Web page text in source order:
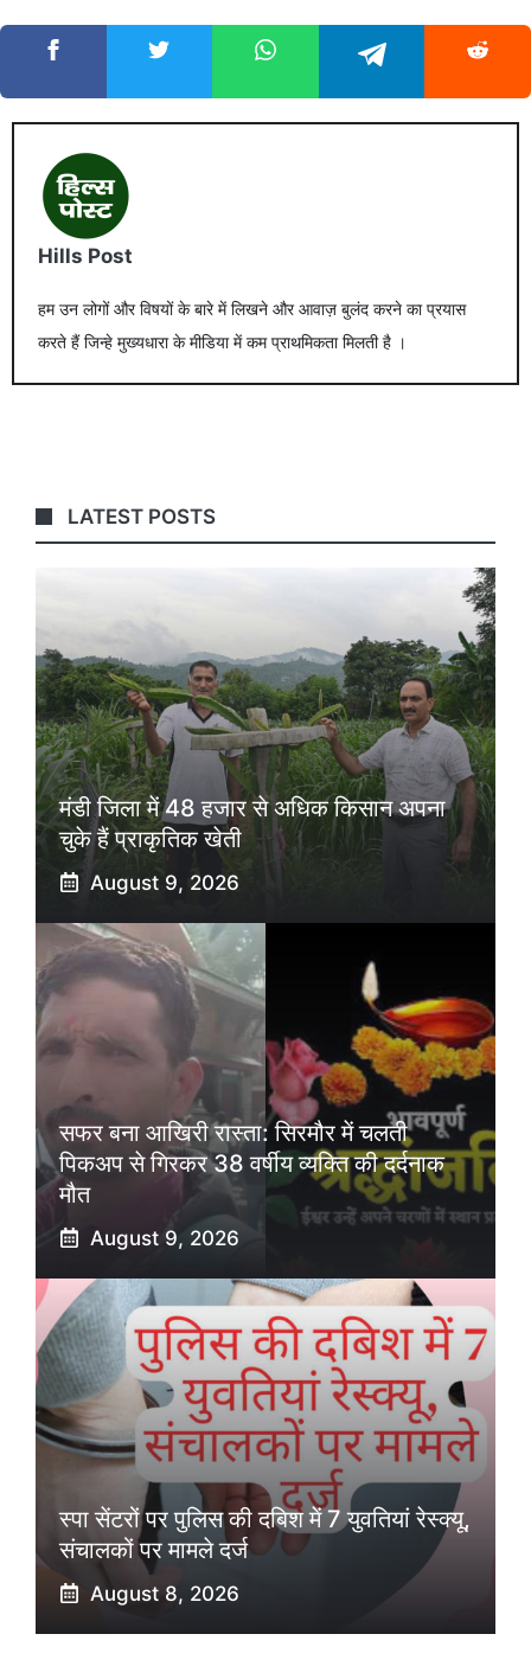
Hills Post
हम उन लोगों और विषयों के बारे में लिखने और आवाज़ बुलंद करने का प्रयास
करते हैं जिन्हे मुख्यधारा के मीडिया में कम प्राथमिकता मिलती है ।
LATEST POSTS
मंडी जिला में 48 हजार से अधिक किसान अपना
चुके हैं प्राकृतिक खेती
August 9, 2026
सफर बना आखिरी रास्ता: सिरमौर में चलती
पिकअप से गिरकर 38 वर्षीय व्यक्ति की दर्दनाक
मौत
August 9, 2026
स्पा सेंटरों पर पुलिस की दबिश में 7 युवतियां रेस्क्यू,
संचालकों पर मामले दर्ज
August 8, 2026